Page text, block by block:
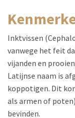
Inktvissen
vanwege het feit
vijanden en
Latijnse naam is
koppotigen. Dit
als armen of
bevinden.